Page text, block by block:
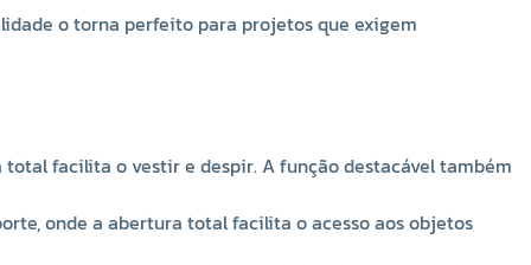
Como Aplicar o Zíper de Nylon Destacável:
Preparação: Posicione o zíper na abertura da peça,
alinhando os dentes com a borda do tecido.
Costura:Utilize uma máquina de costura com ponto reto
ou zigue-zague para fixar o zíper no tecido. Para um
o torna perfeito para projetos que exigem
facilita o vestir e despir. A função destacável também
onde a abertura total facilita o acesso aos objetos